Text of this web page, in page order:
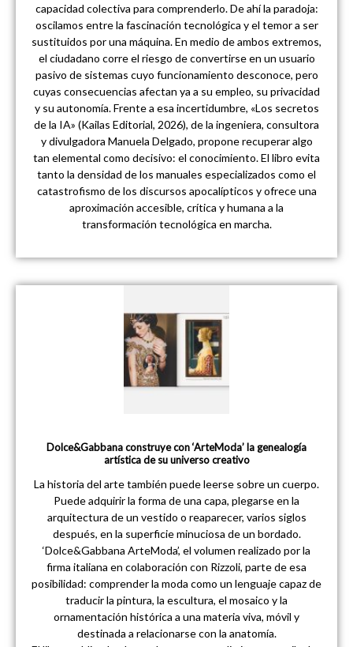
capacidad colectiva para comprenderlo. De ahí la paradoja:
oscilamos entre la fascinación tecnológica y el temor a ser
sustituidos por una máquina. En medio de ambos extremos,
el ciudadano corre el riesgo de convertirse en un usuario
pasivo de sistemas cuyo funcionamiento desconoce, pero
cuyas consecuencias afectan ya a su empleo, su privacidad
y su autonomía. Frente a esa incertidumbre, «Los secretos
de la IA» (Kailas Editorial, 2026), de la ingeniera, consultora
y divulgadora Manuela Delgado, propone recuperar algo
tan elemental como decisivo: el conocimiento. El libro evita
tanto la densidad de los manuales especializados como el
catastrofismo de los discursos apocalípticos y ofrece una
aproximación accesible, crítica y humana a la
transformación tecnológica en marcha.
Dolce&Gabbana construye con ‘ArteModa’ la genealogía
artística de su universo creativo
La historia del arte también puede leerse sobre un cuerpo.
Puede adquirir la forma de una capa, plegarse en la
arquitectura de un vestido o reaparecer, varios siglos
después, en la superficie minuciosa de un bordado.
‘Dolce&Gabbana ArteModa’, el volumen realizado por la
firma italiana en colaboración con Rizzoli, parte de esa
posibilidad: comprender la moda como un lenguaje capaz de
traducir la pintura, la escultura, el mosaico y la
ornamentación histórica a una materia viva, móvil y
destinada a relacionarse con la anatomía.